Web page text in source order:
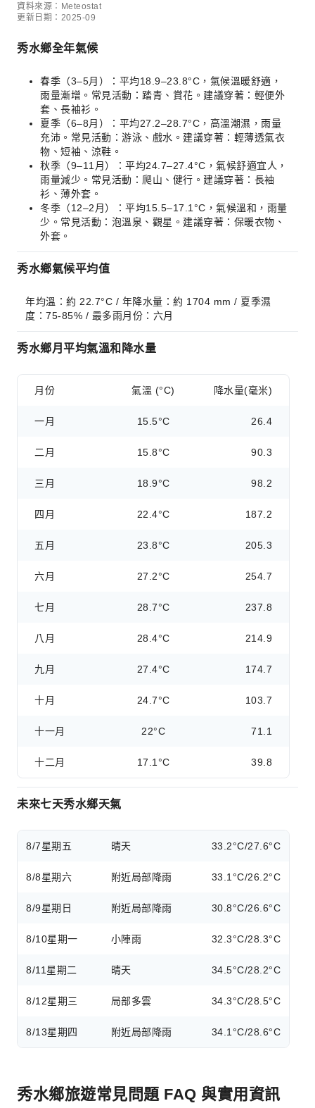
資料來源：Meteostat
更新日期：2025-09
秀水鄉全年氣候
春季（3–5月）：平均18.9–23.8°C，氣候溫暖舒適，
雨量漸增。常見活動：踏青、賞花。建議穿著：輕便外
套、長袖衫。
夏季（6–8月）：平均27.2–28.7°C，高溫潮濕，雨量
充沛。常見活動：游泳、戲水。建議穿著：輕薄透氣衣
物、短袖、涼鞋。
秋季（9–11月）：平均24.7–27.4°C，氣候舒適宜人，
雨量減少。常見活動：爬山、健行。建議穿著：長袖
衫、薄外套。
冬季（12–2月）：平均15.5–17.1°C，氣候溫和，雨量
少。常見活動：泡溫泉、觀星。建議穿著：保暖衣物、
外套。
秀水鄉氣候平均值
年均溫：約 22.7°C / 年降水量：約 1704 mm / 夏季濕
度：75-85% / 最多雨月份：六月
秀水鄉月平均氣溫和降水量
月份 氣溫 (°C) 降水量(毫米)
一月 15.5°C 26.4
二月 15.8°C 90.3
三月 18.9°C 98.2
四月 22.4°C 187.2
五月 23.8°C 205.3
六月 27.2°C 254.7
七月 28.7°C 237.8
八月 28.4°C 214.9
九月 27.4°C 174.7
十月 24.7°C 103.7
十一月 22°C 71.1
十二月 17.1°C 39.8
未來七天秀水鄉天氣
8/7星期五 晴天 33.2°C/27.6°C
8/8星期六 附近局部降雨 33.1°C/26.2°C
8/9星期日 附近局部降雨 30.8°C/26.6°C
8/10星期一 小陣雨 32.3°C/28.3°C
8/11 星期二 晴天 34.5°C/28.2°C
8/12星期三 局部多雲 34.3°C/28.5°C
8/13星期四 附近局部降雨 34.1°C/28.6°C
秀水鄉旅遊常見問題 FAQ 與實用資訊